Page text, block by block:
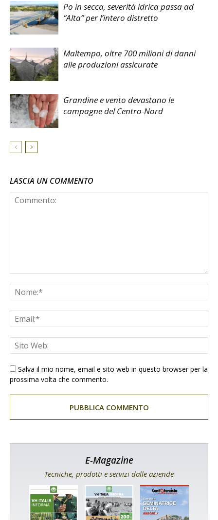
Po in secca, severità idrica passa ad
“Alta” per l’intero distretto
Maltempo, oltre 700 milioni di danni
alle produzioni assicurate
Grandine e vento devastano le
campagne del Centro-Nord
LASCIA UN COMMENTO
Salva il mio nome, email e sito web in questo browser per la
prossima volta che commento.
E-Magazine
Tecniche, prodotti e servizi dalle aziende